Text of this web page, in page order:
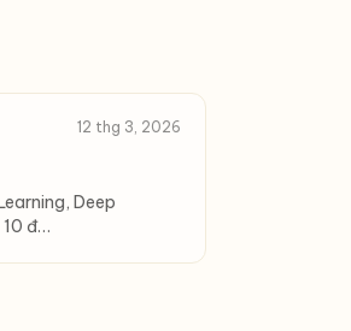
12 thg 3, 2026
Deep
10 đ…